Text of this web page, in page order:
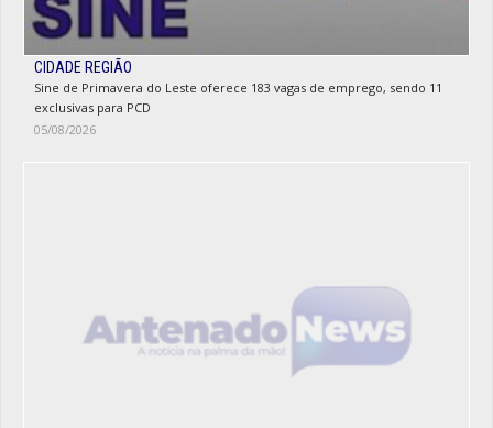
CIDADE REGIÃO
Sine de Primavera do Leste oferece 183 vagas de emprego, sendo 11
exclusivas para PCD
05/08/2026